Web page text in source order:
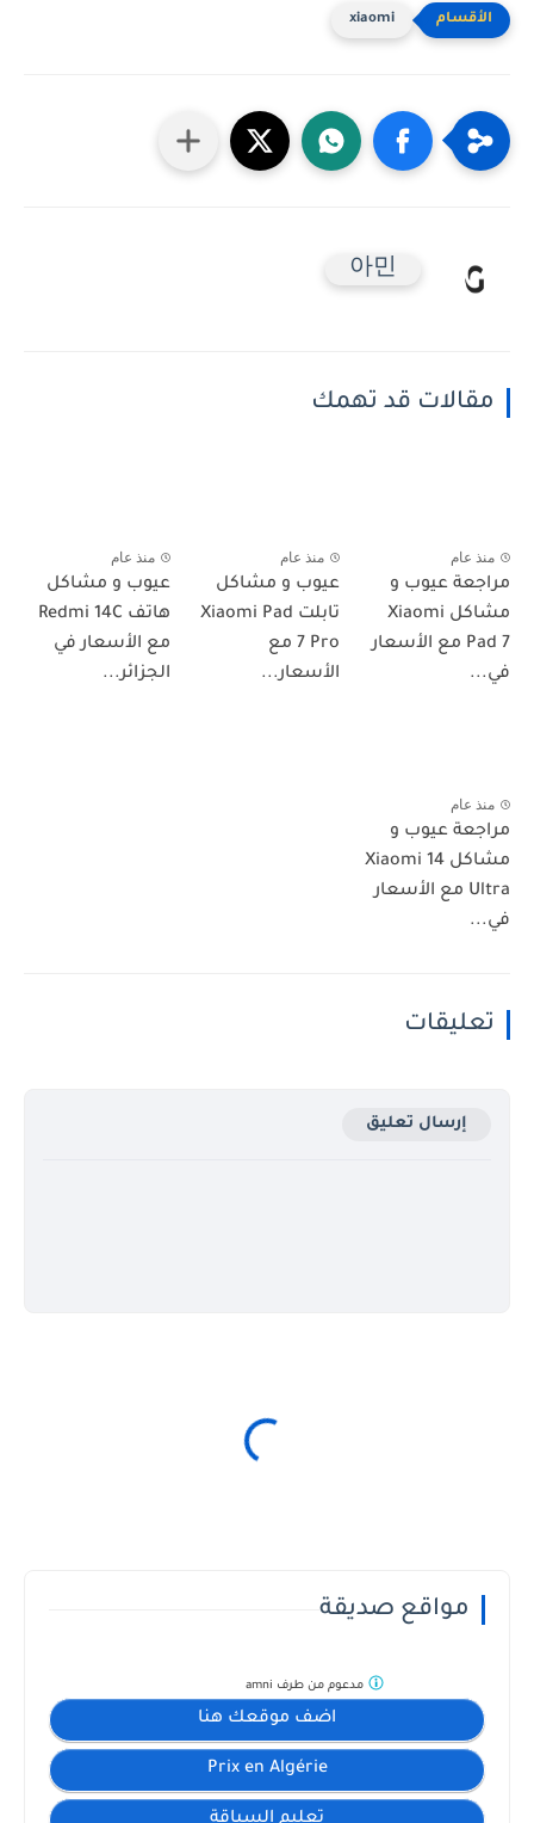
xiaomi
아민
مقالات قد تهمك
منذ عام
مراجعة عيوب و
مشاكل Xiaomi
Pad 7 مع الأسعار
في...
منذ عام
عيوب و مشاكل
تابلت Xiaomi Pad
7 Pro مع
الأسعار...
منذ عام
عيوب و مشاكل
هاتف Redmi 14C
مع الأسعار في
الجزائر...
منذ عام
مراجعة عيوب و
مشاكل Xiaomi 14
Ultra مع الأسعار
في...
تعليقات
إرسال تعليق
مواقع صديقة
اضف موقعك هنا
Prix en Algérie
تعليم السياقة
مدعوم من طرف amni